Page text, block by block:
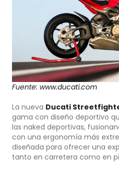
Fuente: www.ducati.com
La nueva Ducati
gama con diseño deportivo
las naked deportivas,
con una ergonomía más
diseñada para ofrecer una
tanto en carretera como en